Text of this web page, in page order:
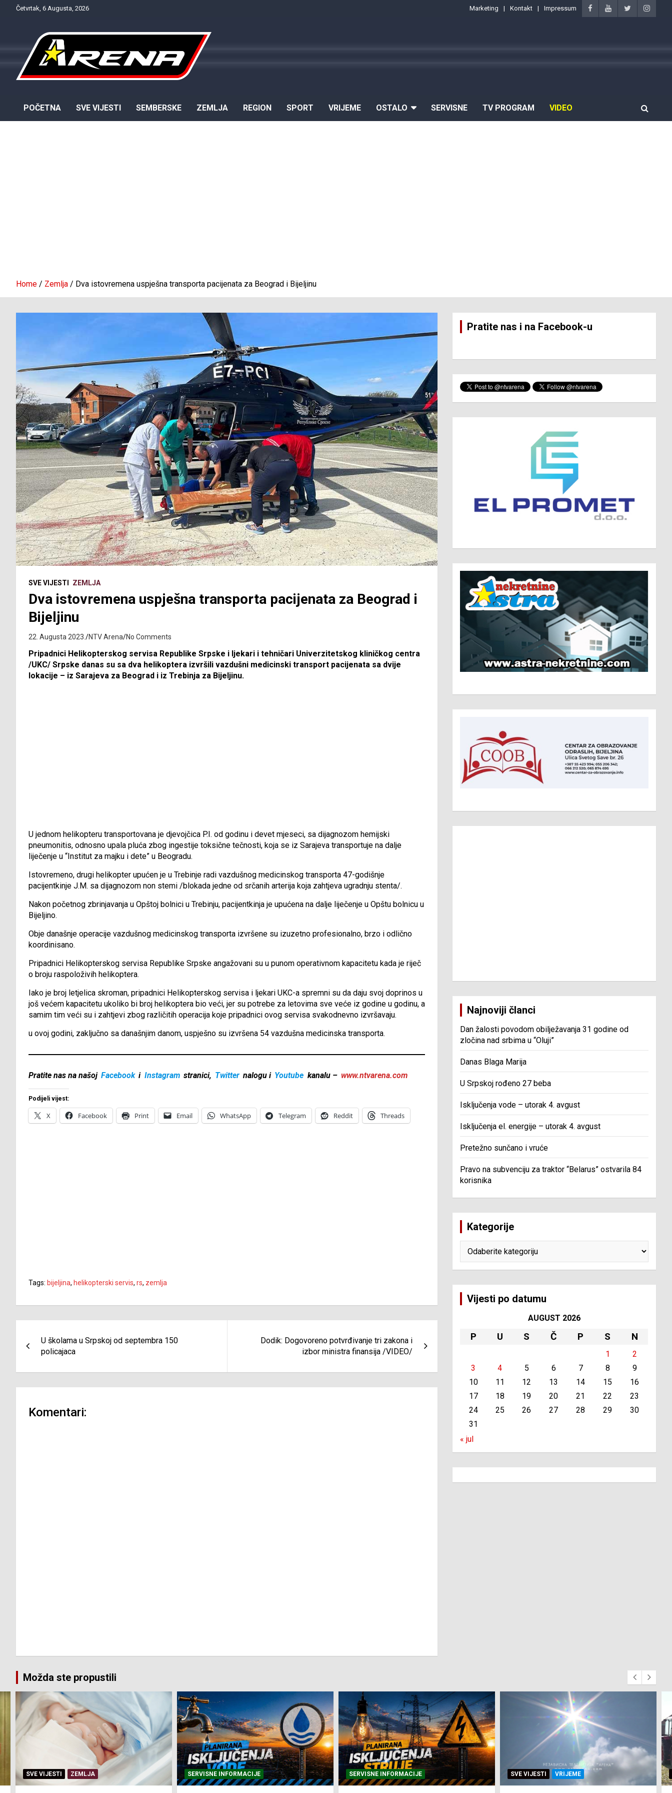
Četvrtak, 6 Augusta, 2026 Marketing Kontakt Impressum
POČETNA SVE VIJESTI SEMBERSKE ZEMLJA REGION SPORT VRIJEME OSTALO SERVISNE TV PROGRAM VIDEO
Home Zemlja Dva istovremena uspješna transporta pacijenata za Beograd i Bijeljinu
SVE VIJESTI ZEMLJA
Dva istovremena uspješna transporta pacijenata za Beograd i
Bijeljinu
22. Augusta 2023. NTV Arena No Comments
Pripadnici Helikopterskog servisa Republike Srpske i ljekari i tehničari Univerzitetskog kliničkog centra
/UKC/ Srpske danas su sa dva helikoptera izvršili vazdušni medicinski transport pacijenata sa dvije
lokacije – iz Sarajeva za Beograd i iz Trebinja za Bijeljinu.
U jednom helikopteru transportovana je djevojčica P.I. od godinu i devet mjeseci, sa dijagnozom hemijski
pneumonitis, odnosno upala pluća zbog ingestije toksične tečnosti, koja se iz Sarajeva transportuje na dalje
liječenje u “Institut za majku i dete” u Beogradu.
Istovremeno, drugi helikopter upućen je u Trebinje radi vazdušnog medicinskog transporta 47-godišnje
pacijentkinje J.M. sa dijagnozom non stemi /blokada jedne od srčanih arterija koja zahtjeva ugradnju stenta/.
Nakon početnog zbrinjavanja u Opštoj bolnici u Trebinju, pacijentkinja je upućena na dalje liječenje u Opštu bolnicu u
Bijeljino.
Obje današnje operacije vazdušnog medicinskog transporta izvršene su izuzetno profesionalno, brzo i odlično
koordinisano.
Pripadnici Helikopterskog servisa Republike Srpske angažovani su u punom operativnom kapacitetu kada je riječ
o broju raspoloživih helikoptera.
Iako je broj letjelica skroman, pripadnici Helikopterskog servisa i ljekari UKC-a spremni su da daju svoj doprinos u
još većem kapacitetu ukoliko bi broj helikoptera bio veći, jer su potrebe za letovima sve veće iz godine u godinu, a
samim tim veći su i zahtjevi zbog različitih operacija koje pripadnici ovog servisa svakodnevno izvršavaju.
u ovoj godini, zaključno sa današnjim danom, uspješno su izvršena 54 vazdušna medicinska transporta.
Pratite nas na našoj Facebook i Instagram stranici, Twitter nalogu i Youtube kanalu – www.ntvarena.com
Podijeli vijest:
X Facebook Print Email WhatsApp Telegram Reddit Threads
Tags: bijeljina, helikopterski servis, rs, zemlja
članaka
U školama u Srpskoj od septembra 150
policajaca
Dodik: Dogovoreno potvrđivanje tri zakona i
izbor ministra finansija /VIDEO/
Komentari:
Pratite nas i na Facebook-u
Najnoviji članci
Dan žalosti povodom obilježavanja 31 godine od
zločina nad srbima u “Oluji”
Danas Blaga Marija
U Srpskoj rođeno 27 beba
Isključenja vode – utorak 4. avgust
Isključenja el. energije – utorak 4. avgust
Pretežno sunčano i vruće
Pravo na subvenciju za traktor “Belarus” ostvarila 84
korisnika
Kategorije
Vijesti po datumu
AUGUST 2026
P U S Č P S N
1
2
3
4 5 6 7 8
9
10
11 12 13 14 15
16
17
18 19 20 21 22
23
24
25 26 27 28 29
30
31
« jul
Možda ste propustili
SERVISNE INFORMACIJE SERVISNE INFORMACIJE SVE VIJESTI VRIJEME SVE VIJESTI ZEMLJA